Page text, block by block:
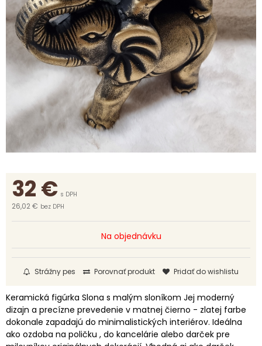
32€ s DPH
26,02 € bez DPH
Na objednávku
Strážny pes Porovnať produkt Pridať do wishlistu
Keramická figúrka Slona s malým sloníkom Jej moderný
dizajn a precízne prevedenie v matnej čierno - zlatej farbe
dokonale zapadajú do minimalistických interiérov. Ideálna
ako ozdoba na poličku , do kancelárie alebo darček pre